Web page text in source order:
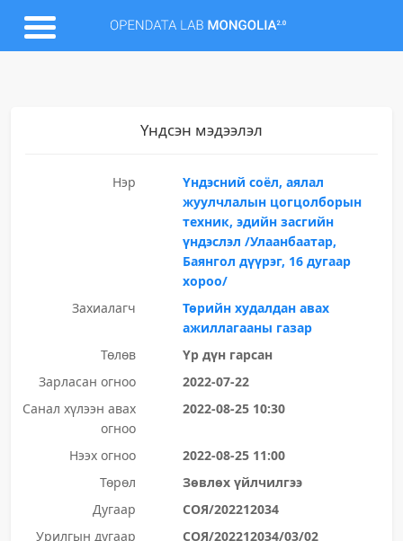
Үндсэн мэдээлэл
Нэр
Үндэсний соёл, аялал
жуулчлалын цогцолборын
техник, эдийн засгийн
үндэслэл /Улаанбаатар,
Баянгол дүүрэг, 16 дугаар
хороо/
Захиалагч
Төрийн худалдан авах
ажиллагааны газар
Төлөв
Үр дүн гарсан
Зарласан огноо
2022-07-22
Санал хүлээн авах
огноо
2022-08-25 10:30
Нээх огноо
2022-08-25 11:00
Төрөл
Зөвлөх үйлчилгээ
Дугаар
СОЯ/202212034
Урилгын дугаар
СОЯ/202212034/03/02